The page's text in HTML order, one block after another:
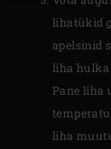
lihatükid
apelsinid
liha hulka
Pane liha
liha